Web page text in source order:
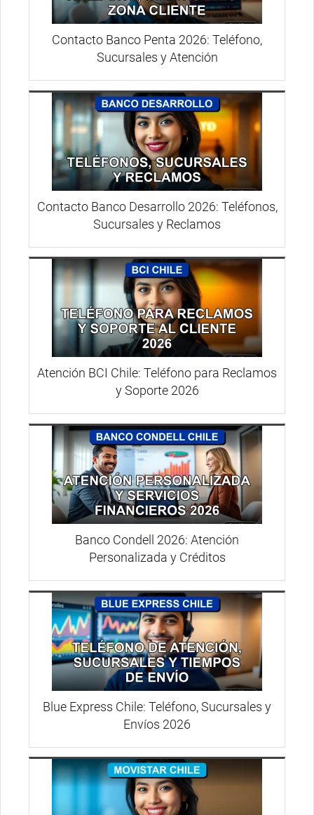
Contacto Banco Penta 2026: Teléfono,
Sucursales y Atención
Contacto Banco Desarrollo 2026: Teléfonos,
Sucursales y Reclamos
Atención BCI Chile: Teléfono para Reclamos
y Soporte 2026
Banco Condell 2026: Atención
Personalizada y Créditos
Blue Express Chile: Teléfono, Sucursales y
Envíos 2026